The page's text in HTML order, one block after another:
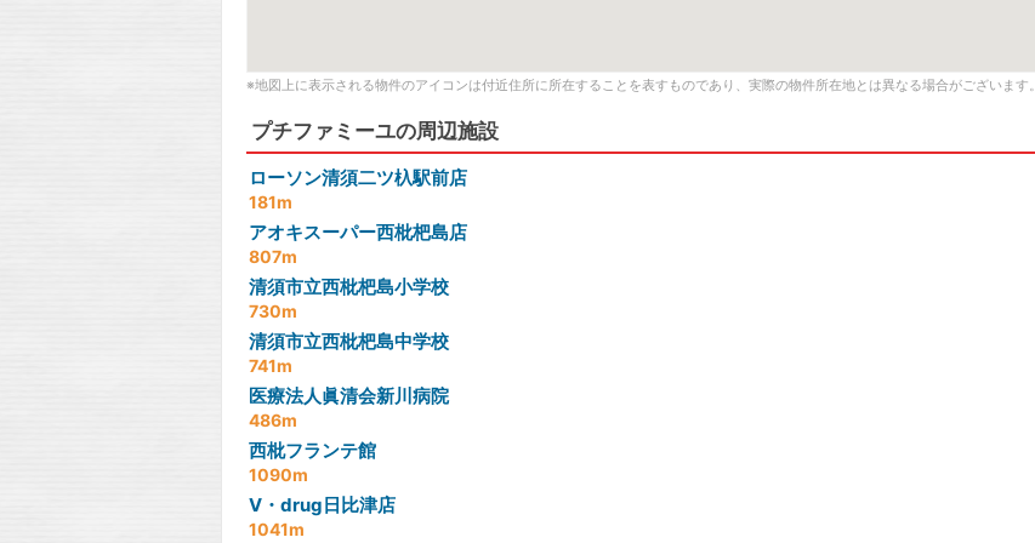
※地図上に表示される物件のアイコンは付近住所に所在することを表すものであり、実際の物件所在地とは異なる場合がございます。
プチファミーユの周辺施設
ローソン清須二ツ杁駅前店
181m
アオキスーパー西枇杷島店
807m
清須市立西枇杷島小学校
730m
清須市立西枇杷島中学校
741m
医療法人眞清会新川病院
486m
西枇フランテ館
1090m
V・drug日比津店
1041m